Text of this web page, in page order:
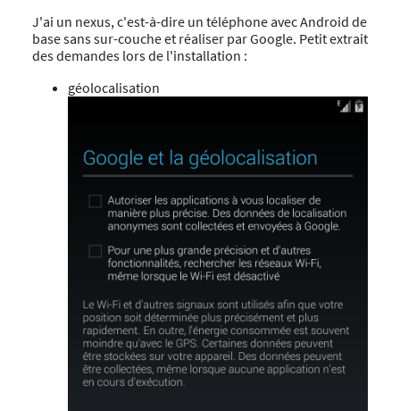
J'ai un nexus, c'est-à-dire un téléphone avec Android de
base sans sur-couche et réaliser par Google. Petit extrait
des demandes lors de l'installation :
géolocalisation